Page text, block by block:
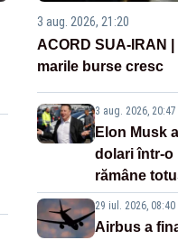
3 aug. 2026, 21:20
ACORD SUA-IRAN
marile burse cresc
3 aug. 2026, 20:47
Elon Musk
dolari într-o
rămâne
29 iul. 2026, 08:40
Airbus a